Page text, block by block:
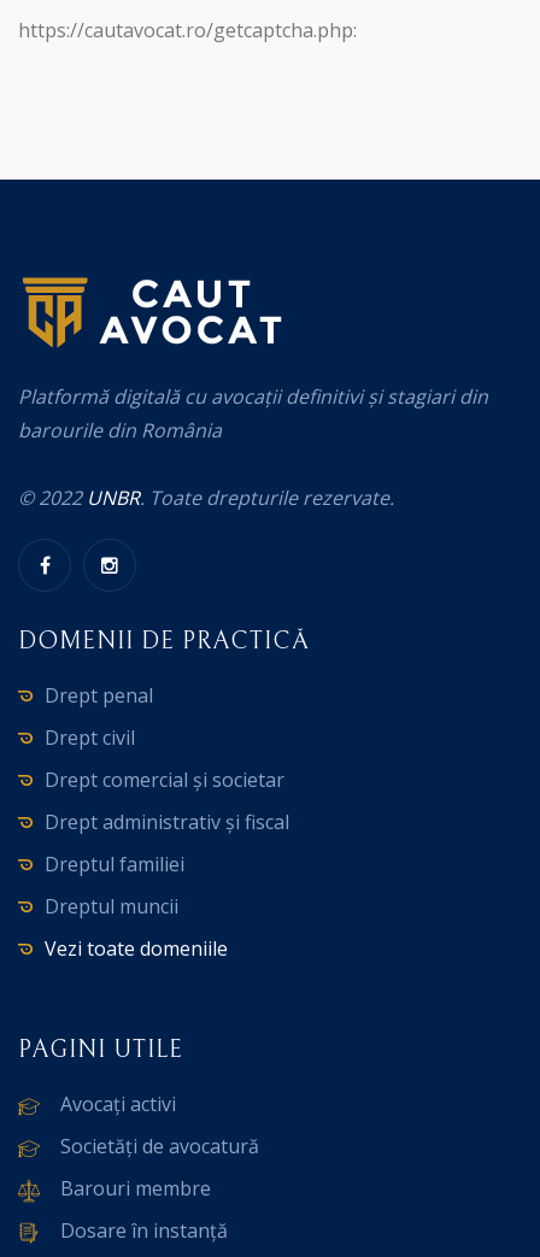
https://cautavocat.ro/getcaptcha.php:
Platformă digitală cu avocații definitivi și stagiari din
barourile din România
© 2022 UNBR. Toate drepturile rezervate.
DOMENII DE PRACTICĂ
Drept penal
Drept civil
Drept comercial și societar
Drept administrativ și fiscal
Dreptul familiei
Dreptul muncii
Vezi toate domeniile
PAGINI UTILE
Avocați activi
Societăți de avocatură
Barouri membre
Dosare în instanță